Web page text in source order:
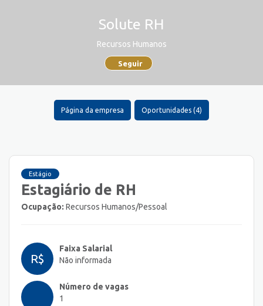
Solute RH
Recursos Humanos
Seguir
Página da empresa Oportunidades (4)
Estágio
Estagiário de RH
Ocupação: Recursos Humanos/Pessoal
R$
Faixa Salarial
Não informada
Número de vagas
1